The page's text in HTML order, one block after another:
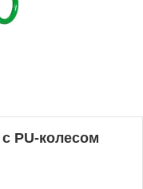
PU-колесом